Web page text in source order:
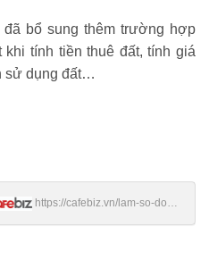
bổ sung thêm trường hợp
tính tiền thuê đất, tính giá
sử dụng đất…
https://cafebiz.vn/lam-so-do-